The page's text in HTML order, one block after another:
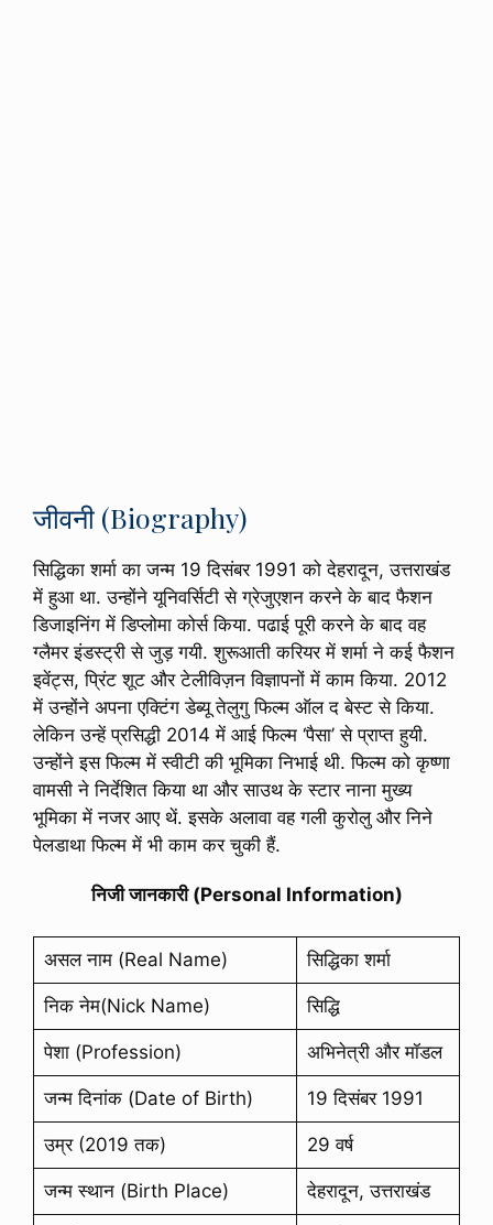
जीवनी (Biography)
सिद्धिका शर्मा का जन्म 19 दिसंबर 1991 को देहरादून, उत्तराखंड
में हुआ था. उन्होंने यूनिवर्सिटी से ग्रेजुएशन करने के बाद फैशन
डिजाइनिंग में डिप्लोमा कोर्स किया. पढाई पूरी करने के बाद वह
ग्लैमर इंडस्ट्री से जुड़ गयी. शुरूआती करियर में शर्मा ने कई फैशन
इवेंट्स, प्रिंट शूट और टेलीविज़न विज्ञापनों में काम किया. 2012
में उन्होंने अपना एक्टिंग डेब्यू तेलुगु फिल्म ऑल द बेस्ट से किया.
लेकिन उन्हें प्रसिद्धी 2014 में आई फिल्म ‘पैसा’ से प्राप्त हुयी.
उन्होंने इस फिल्म में स्वीटी की भूमिका निभाई थी. फिल्म को कृष्णा
वामसी ने निर्देशित किया था और साउथ के स्टार नाना मुख्य
भूमिका में नजर आए थें. इसके अलावा वह गली कुरोलु और निने
पेलडाथा फिल्म में भी काम कर चुकी हैं.
निजी जानकारी (Personal Information)
असल नाम (Real Name) सिद्धिका शर्मा
निक नेम(Nick Name) सिद्धि
पेशा (Profession) अभिनेत्री और मॉडल
जन्म दिनांक (Date of Birth) 19 दिसंबर 1991
उम्र (2019 तक) 29 वर्ष
जन्म स्थान (Birth Place) देहरादून, उत्तराखंड